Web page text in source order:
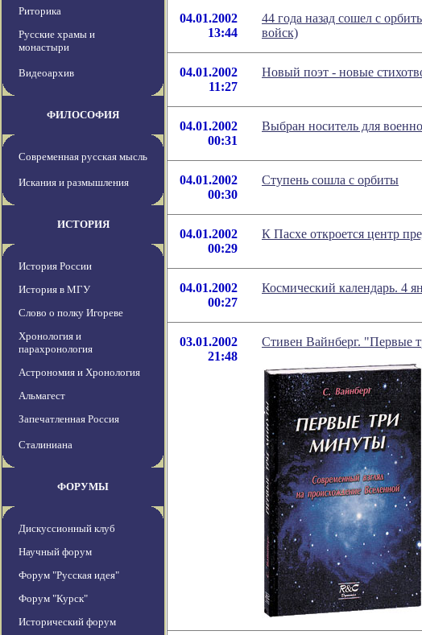
Риторика
Русские храмы и
монастыри
Видеоархив
ФИЛОСОФИЯ
Современная русская мысль
Искания и размышления
ИСТОРИЯ
История России
История в МГУ
Слово о полку Игореве
Хронология и
парахронология
Астрономия и Хронология
Альмагест
Запечатленная Россия
Сталиниана
ФОРУМЫ
Дискуссионный клуб
Научный форум
Форум "Русская идея"
Форум "Курск"
Исторический форум
04.01.2002
13:44
44 года назад сошел с
войск)
04.01.2002
11:27
Новый поэт - новые
04.01.2002
00:31
Выбран носитель для
04.01.2002
00:30
Ступень сошла с орбиты
04.01.2002
00:29
К Пасхе откроется центр
04.01.2002
00:27
Космический календарь. 4
03.01.2002
21:48
Стивен Вайнберг. "Первые